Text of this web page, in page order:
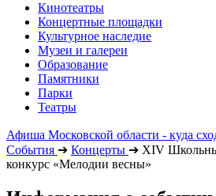
Кинотеатры
Концертные площадки
Культурное наследие
Музеи и галереи
Образование
Памятники
Парки
Театры
Афиша Московской области - куда
События ➔ Концерты ➔ XIV
конкурс «Мелодии весны»